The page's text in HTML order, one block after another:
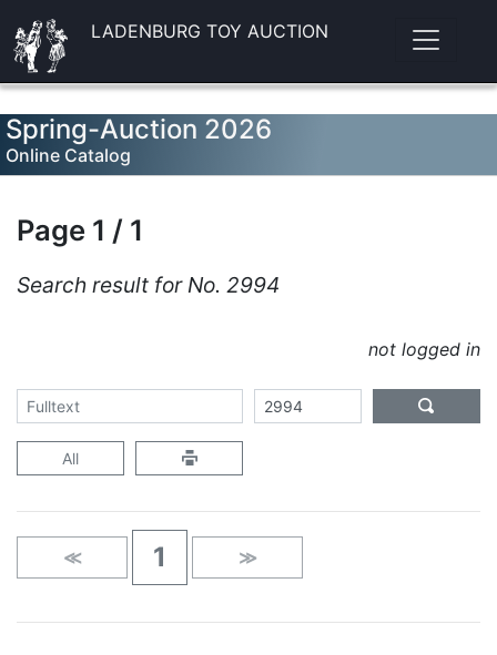
LADENBURG TOY AUCTION
Spring-Auction 2026
Online Catalog
Page 1 / 1
Search result for No. 2994
not logged in
All
≪ 1 ≫